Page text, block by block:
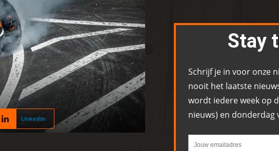
Linkedin
Stay
Schrijf je in voor onze
nooit het laatste
wordt iedere week op
nieuws) en donderdag